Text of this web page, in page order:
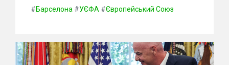
#Барселона #УЄФА #Європейський Союз